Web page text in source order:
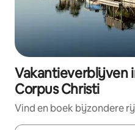
Vakantieverblijven
Corpus Christi
Vind en boek bijzondere